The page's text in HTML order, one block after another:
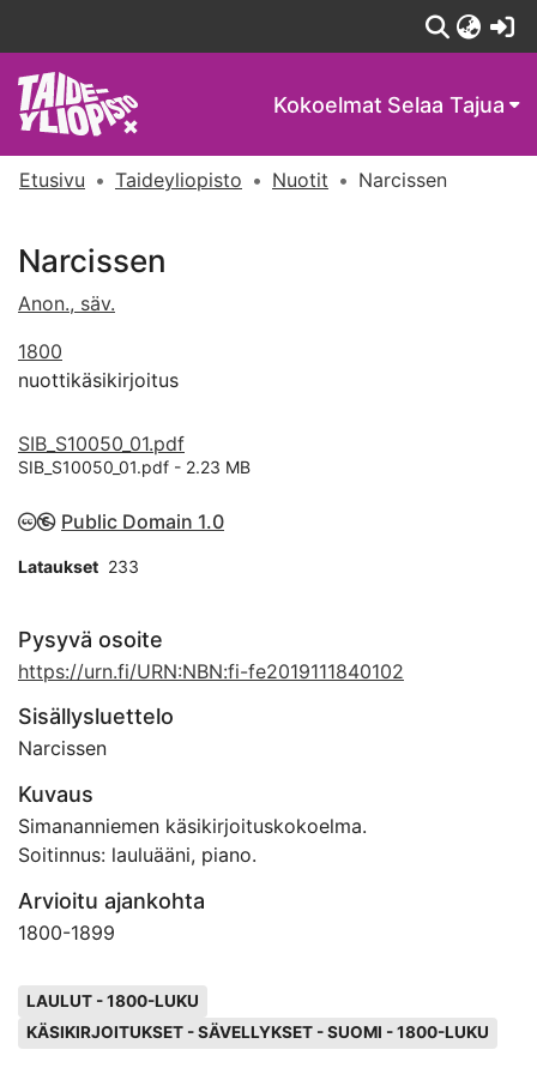
Kokoelmat Selaa Tajua
Etusivu Taideyliopisto Nuotit Narcissen
Narcissen
Anon., säv.
1800
nuottikäsikirjoitus
SIB_S10050_01.pdf
SIB_S10050_01.pdf - 2.23 MB
Public Domain 1.0
Lataukset 233
Pysyvä osoite
https://urn.fi/URN:NBN:fi-fe2019111840102
Sisällysluettelo
Narcissen
Kuvaus
Simananniemen käsikirjoituskokoelma.
Soitinnus: lauluääni, piano.
Arvioitu ajankohta
1800-1899
LAULUT - 1800-LUKU
KÄSIKIRJOITUKSET - SÄVELLYKSET - SUOMI - 1800-LUKU